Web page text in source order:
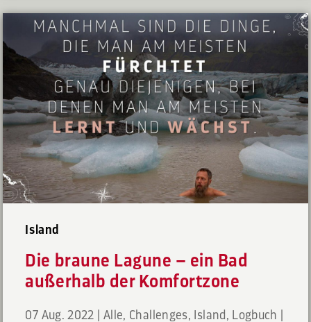
Island
Die braune Lagune – ein Bad
außerhalb der Komfortzone
07 Aug. 2022 Alle Challenges Island Logbuch